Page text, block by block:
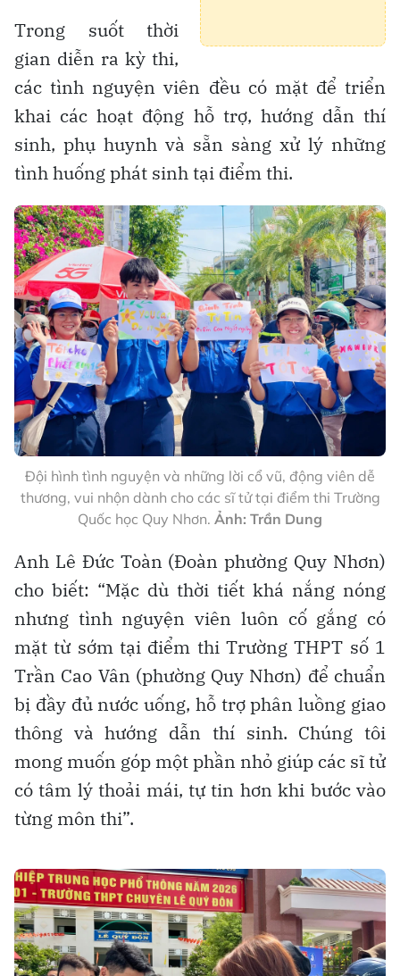
Trong suốt thời
gian diễn ra kỳ thi,
các tình nguyện viên đều có mặt để triển
khai các hoạt động hỗ trợ, hướng dẫn thí
sinh, phụ huynh và sẵn sàng xử lý những
tình huống phát sinh tại điểm thi.
Đội hình tình nguyện và những lời cổ vũ, động viên dễ
thương, vui nhộn dành cho các sĩ tử tại điểm thi Trường
Quốc học Quy Nhơn. Ảnh: Trần Dung
Anh Lê Đức Toàn (Đoàn phường Quy Nhơn)
cho biết: “Mặc dù thời tiết khá nắng nóng
nhưng tình nguyện viên luôn cố gắng có
mặt từ sớm tại điểm thi Trường THPT số 1
Trần Cao Vân (phường Quy Nhơn) để chuẩn
bị đầy đủ nước uống, hỗ trợ phân luồng giao
thông và hướng dẫn thí sinh. Chúng tôi
mong muốn góp một phần nhỏ giúp các sĩ tử
có tâm lý thoải mái, tự tin hơn khi bước vào
từng môn thi”.